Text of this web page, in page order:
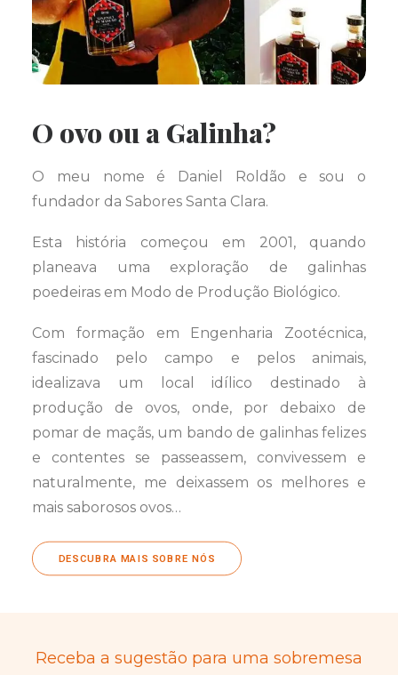
O ovo ou a Galinha?
O meu nome é Daniel Roldão e sou o
fundador da Sabores Santa Clara.
Esta história começou em 2001, quando
planeava uma exploração de galinhas
poedeiras em Modo de Produção Biológico.
Com formação em Engenharia Zootécnica,
fascinado pelo campo e pelos animais,
idealizava um local idílico destinado à
produção de ovos, onde, por debaixo de
pomar de maçãs, um bando de galinhas felizes
e contentes se passeassem, convivessem e
naturalmente, me deixassem os melhores e
mais saborosos ovos…
DESCUBRA MAIS SOBRE NÓS
Receba a sugestão para uma sobremesa